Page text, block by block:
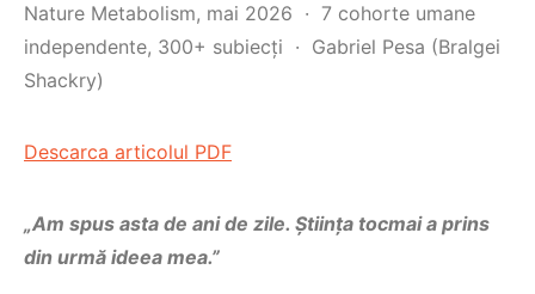
Nature Metabolism, mai 2026 · 7 cohorte umane
independente, 300+ subiecți · Gabriel Pesa (Bralgei
Shackry)
Descarca articolul PDF
„Am spus asta de ani de zile. Ştiința tocmai a prins
din urmă ideea mea.”